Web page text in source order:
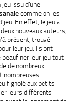
issu d’une
comme on les
En effet, le jeu a
nouveaux auteurs,
présent, trouvé
leur jeu. Ils ont
peaufiner leur jeu tout
de nombreux
nombreuses
fignolé aux petits
leurs différents